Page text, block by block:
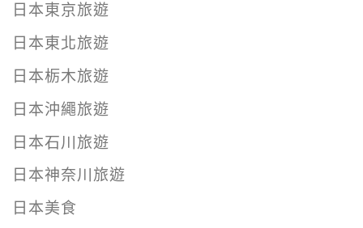
日本東京旅遊
日本東北旅遊
日本栃木旅遊
日本沖繩旅遊
日本石川旅遊
日本神奈川旅遊
日本美食